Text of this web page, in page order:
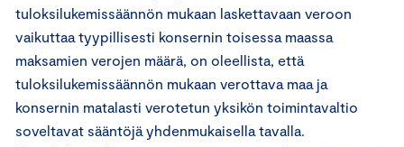
tuloksilukemissäännön mukaan laskettavaan veroon
vaikuttaa tyypillisesti konsernin toisessa maassa
maksamien verojen määrä, on oleellista, että
tuloksilukemissäännön mukaan verottava maa ja
konsernin matalasti verotetun yksikön toimintavaltio
soveltavat sääntöjä yhdenmukaisella tavalla.